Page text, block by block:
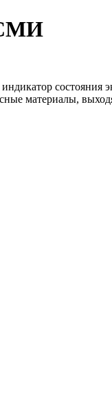
материалы,